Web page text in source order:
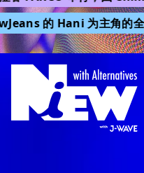
的 Hani 为主角的全